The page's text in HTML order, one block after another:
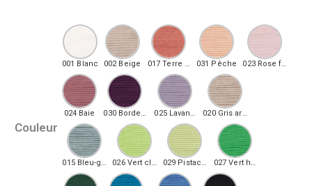
Couleur
001 Blanc 002 Beige 017 Terre cuite031 Pêche 023 Rose floral
024 Baie 030 Bordeaux 025 Lavande 020 Gris argenté
015 Bleu-gris 026 Vert clair 029 Pistache 027 Vert herbe